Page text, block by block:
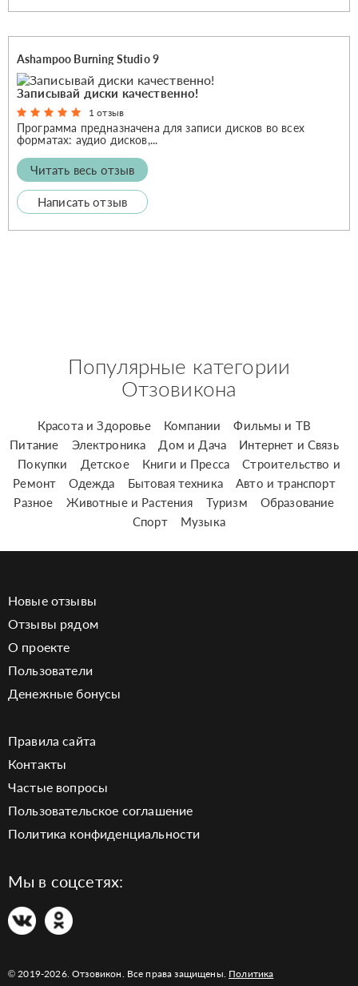
Ashampoo Burning Studio 9
Записывай диски качественно!
1 отзыв
Программа предназначена для записи дисков во всех
форматах: аудио дисков,...
Читать весь отзыв
Написать отзыв
Популярные категории
Отзовикона
Красота и Здоровье Компании
Фильмы и ТВ
Питание
Электроника Дом и Дача
Интернет и Связь
Покупки
Детское Книги и Пресса
Строительство и
Ремонт
Одежда Бытовая техника
Авто и транспорт
Разное
Животные и Растения Туризм
Образование
Спорт
Музыка
Новые отзывы
Отзывы рядом
О проекте
Пользователи
Денежные бонусы
Правила сайта
Контакты
Частые вопросы
Пользовательское соглашение
Политика конфиденциальности
Мы в соцсетях:
© 2019-2026. Отзовикон. Все права защищены. Политика